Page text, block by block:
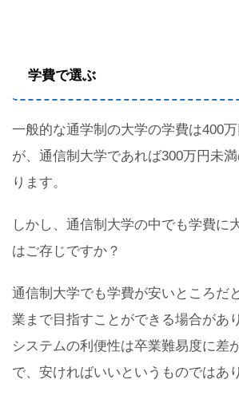
学費で選ぶ
一般的な通学制の大学の学費は400
が、通信制大学であれば300万円未
ります。
しかし、通信制大学の中でも学費に
はご存じですか？
通信制大学でも学費が安いところだ
業まで目指すことができる場合があ
システムの利便性は卒業難易度に差
で、安ければいいというものではあ